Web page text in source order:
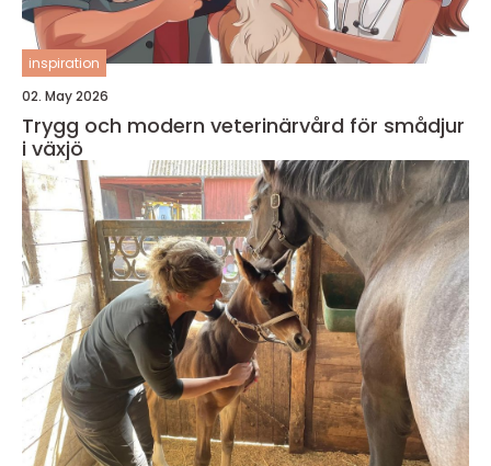
inspiration
02. May 2026
Trygg och modern veterinärvård för smådjur
i växjö